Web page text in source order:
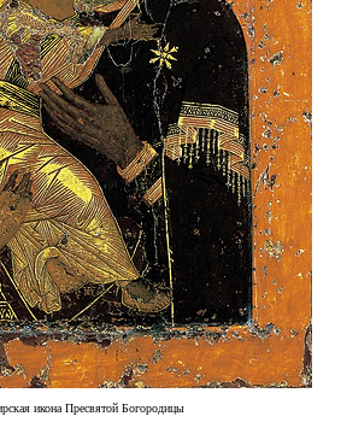
икона Пресвятой Богородицы